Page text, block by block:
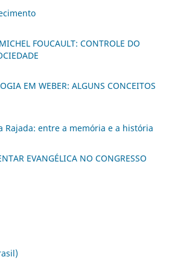
FOUCAULT: CONTROLE DO
EM WEBER: ALGUNS CONCEITOS
Rajada: entre a memória e a história
EVANGÉLICA NO CONGRESSO